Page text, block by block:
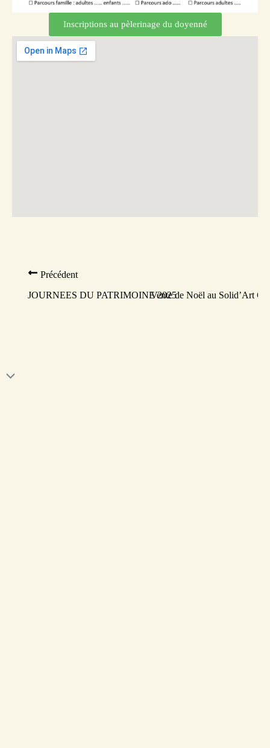
Inscriptions au pèlerinage du doyenné
Précédent
JOURNEES DU PATRIMOINE 2025Vente de Noël au Solid’Art